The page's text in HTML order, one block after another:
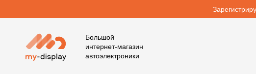
Большой
интернет-магазин
автоэлектроники